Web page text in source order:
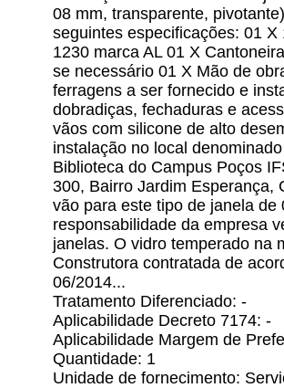
08 mm, transparente,
seguintes especificações: 01
1230 marca AL 01 X
se necessário 01 X Mão de
ferragens a ser fornecido e
dobradiças, fechaduras e
vãos com silicone de alto
instalação no local
Biblioteca do Campus Poços
300, Bairro Jardim Esperança,
vão para este tipo de janela de
responsabilidade da empresa
janelas. O vidro temperado na
Construtora contratada de
06/2014...
Tratamento Diferenciado: -
Aplicabilidade Decreto 7174: -
Aplicabilidade Margem de
Quantidade: 1
Unidade de fornecimento: